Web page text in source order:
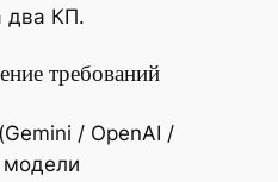
два КП.
требований
/ OpenAI /
модели